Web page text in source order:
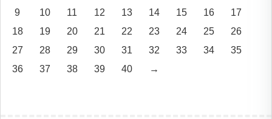
9
10 11 12 13 14 15 16
17
18
19 20 21 22 23 24 25
26
27
28 29 30 31 32 33 34
35
36
37 38 39 40 →